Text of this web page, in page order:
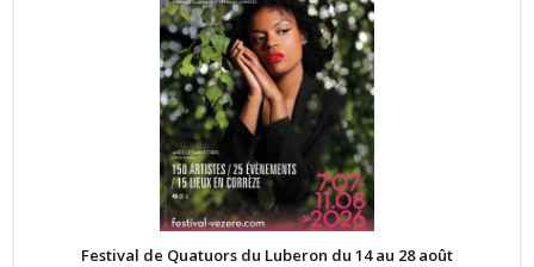
Festival de Quatuors du Luberon du 14 au 28 août